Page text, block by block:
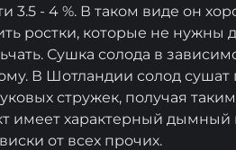
3.5 - 4 %. В таком виде он
ростки, которые не
Сушка солода в
В Шотландии солод
стружек, получая
имеет характерный
от всех прочих.